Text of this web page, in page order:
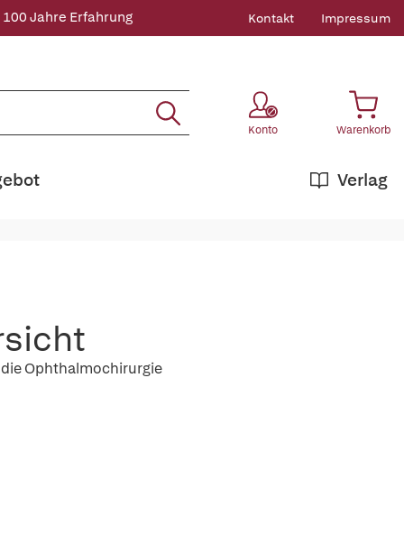
Jahre Erfahrung Kontakt Impressum
Konto Warenkorb
Verlag
Ophthalmochirurgie